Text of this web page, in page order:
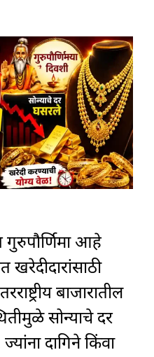
आहे
खरेदीदारांसाठी
बाजारातील
सोन्याचे दर
दागिने किंवा